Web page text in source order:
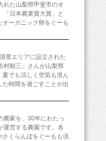
れた山梨県甲斐市のオ
「日本農業賞大賞」と
オーガニック卵をぐーも
里エリアに設立された
村順三」さんが山梨県
でも涼しく空気も澄ん
時間を過ごすことが出
農家を、30年にわたっ
運営する農園です。名
さくらんぼをぐーもも倶